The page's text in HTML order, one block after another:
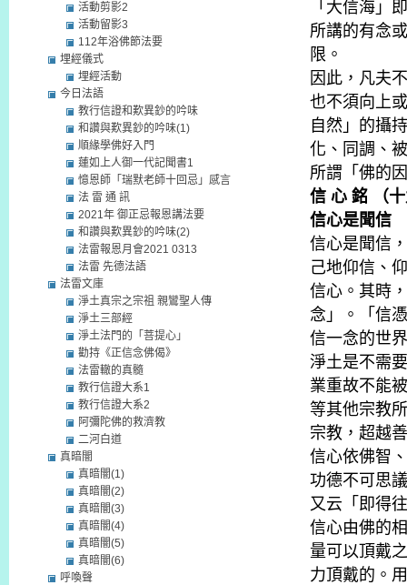
「大信海」
所講的有念
限。
因此，凡夫
也不須向上
自然」的攝
化、同調、
所謂「佛的
信 心 銘 （
信心是聞信
信心是聞信
己地仰信、
信心。其時
念」。「信
信一念的世
淨土是不需
業重故不能
等其他宗教
宗教，超越
信心依佛智
功德不可思
又云「即得
信心由佛的
量可以頂戴
力頂戴的。
活動剪影2
活動留影3
112年浴佛節法要
埋經儀式
埋經活動
今日法語
教行信證和歎異鈔的吟味
和讚與歎異鈔的吟味(1)
順緣學佛好入門
蓮如上人御一代記聞書1
憶恩師「瑞默老師十回忌」感言
法 雷 通 訊
2021年 御正忌報恩講法要
和讚與歎異鈔的吟味(2)
法雷報恩月會2021 0313
法雷 先德法語
法雷文庫
淨土真宗之宗祖 親鸞聖人傳
淨土三部經
淨土法門的「菩提心」
勸持《正信念佛偈》
法雷轍的真髓
教行信證大系1
教行信證大系2
阿彌陀佛的救濟教
二河白道
真暗闇
真暗闇(1)
真暗闇(2)
真暗闇(3)
真暗闇(4)
真暗闇(5)
真暗闇(6)
呼喚聲